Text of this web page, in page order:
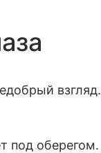
взгляд.
под оберегом.